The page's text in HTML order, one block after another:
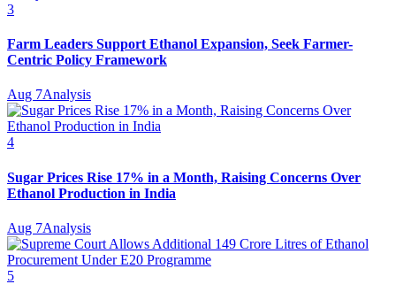
3
Farm Leaders Support Ethanol Expansion, Seek Farmer-
Centric Policy Framework
Aug 7Analysis
4
Sugar Prices Rise 17% in a Month, Raising Concerns Over
Ethanol Production in India
Aug 7Analysis
5